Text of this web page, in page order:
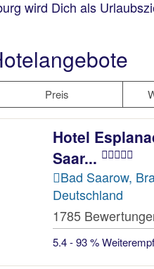
wird Dich als
Preis
Hotel
Saar...
Bad Saarow,
Deutschland
1785
5.4 - 93 %